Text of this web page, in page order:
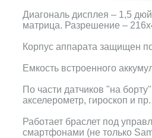
Диагональ дисплея – 1,5
матрица. Разрешение –
Корпус аппарата защищен
Емкость встроенного
По части датчиков "на
акселерометр, гироскоп и пр.
Работает браслет под
смартфонами (не только